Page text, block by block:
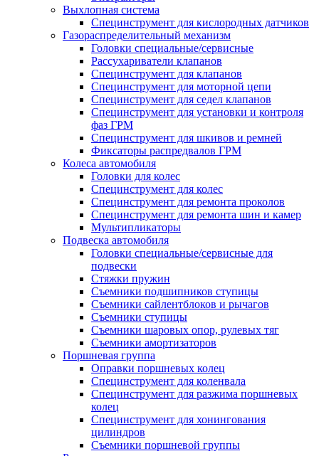
Выхлопная система
Специнструмент для кислородных датчиков
Газораспределительный механизм
Головки специальные/сервисные
Рассухариватели клапанов
Специнструмент для клапанов
Специнструмент для моторной цепи
Специнструмент для седел клапанов
Специнструмент для установки и контроля
фаз ГРМ
Специнструмент для шкивов и ремней
Фиксаторы распредвалов ГРМ
Колеса автомобиля
Головки для колес
Специнструмент для колес
Специнструмент для ремонта проколов
Специнструмент для ремонта шин и камер
Мультипликаторы
Подвеска автомобиля
Головки специальные/сервисные для
подвески
Стяжки пружин
Съемники подшипников ступицы
Съемники сайлентблоков и рычагов
Съемники ступицы
Съемники шаровых опор, рулевых тяг
Съемники амортизаторов
Поршневая группа
Оправки поршневых колец
Специнструмент для коленвала
Специнструмент для разжима поршневых
колец
Специнструмент для хонингования
цилиндров
Съемники поршневой группы